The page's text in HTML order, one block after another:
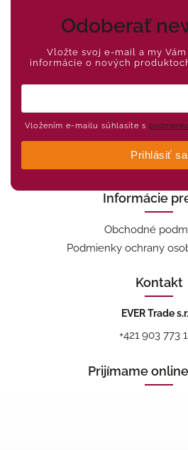
Odoberať
Vložte svoj e-mail a my
informácie o nových
Vložením e-mailu súhlasíte s
Prihlásiť sa
Informácie
Obchodné
Podmienky ochrany
Kontakt
EVER Trade
+421 903 773
Prijímame